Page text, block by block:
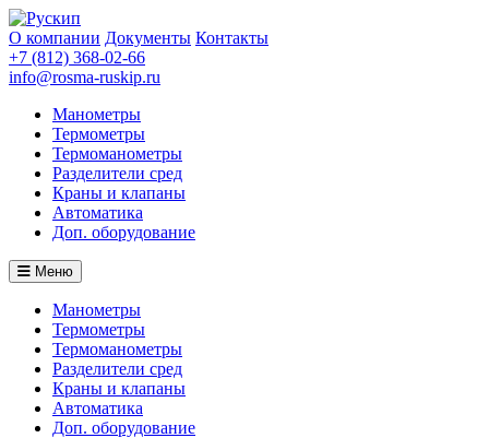
О компании Документы Контакты
+7 (812) 368-02-66
info@rosma-ruskip.ru
Манометры
Термометры
Термоманометры
Разделители сред
Краны и клапаны
Автоматика
Доп. оборудование
Меню
Манометры
Термометры
Термоманометры
Разделители сред
Краны и клапаны
Автоматика
Доп. оборудование